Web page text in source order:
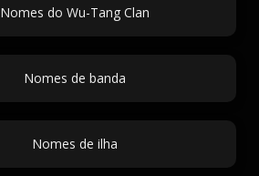
Nomes do Wu-Tang Clan
Nomes de banda
Nomes de ilha